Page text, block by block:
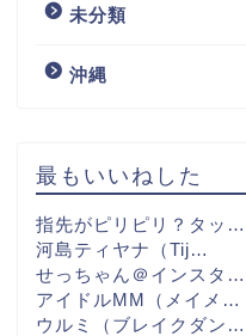
未分類
沖縄
最もいいねした
指先がピリピリ？タッ…
河島ティヤナ（Tij…
せっちゃん＠インスタ…
アイドルMM（メイメ…
ウルミ（ブレイクダン…